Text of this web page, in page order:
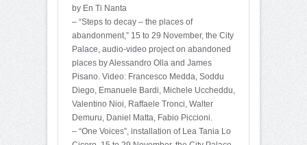
by En Ti Nanta
– “Steps to decay – the places of
abandonment,” 15 to 29 November, the City
Palace, audio-video project on abandoned
places by Alessandro Olla and James
Pisano. Video: Francesco Medda, Soddu
Diego, Emanuele Bardi, Michele Uccheddu,
Valentino Nioi, Raffaele Tronci, Walter
Demuru, Daniel Matta, Fabio Piccioni.
– “One Voices”, installation of Lea Tania Lo